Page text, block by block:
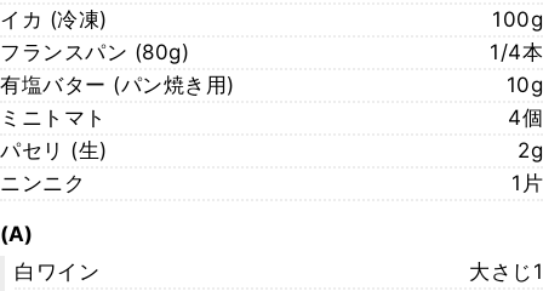
イカ (冷凍)
100g
フランスパン (80g)
1/4本
有塩バター (パン焼き用)
10g
ミニトマト
4個
パセリ (生)
2g
ニンニク
1片
(A)
白ワイン
大さじ1